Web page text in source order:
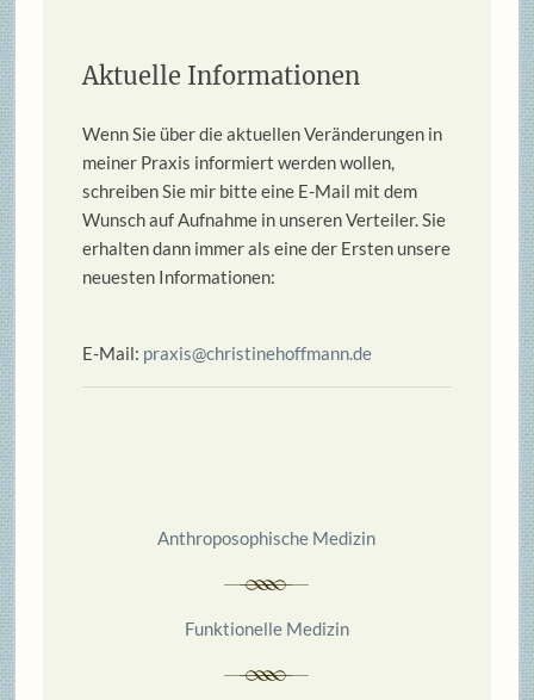
Aktuelle Informationen
Wenn Sie über die aktuellen Veränderungen in
meiner Praxis informiert werden wollen,
schreiben Sie mir bitte eine E-Mail mit dem
Wunsch auf Aufnahme in unseren Verteiler. Sie
erhalten dann immer als eine der Ersten unsere
neuesten Informationen:
E-Mail: praxis@christinehoffmann.de
Anthroposophische Medizin
Funktionelle Medizin